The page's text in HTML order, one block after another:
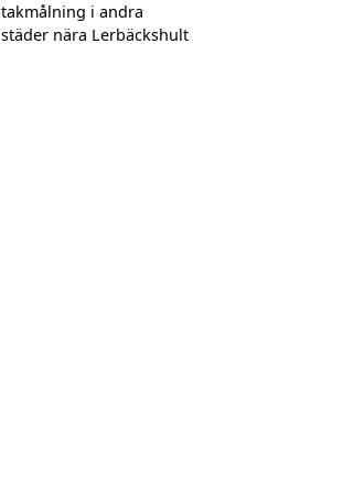
takmålning i andra
städer nära Lerbäckshult